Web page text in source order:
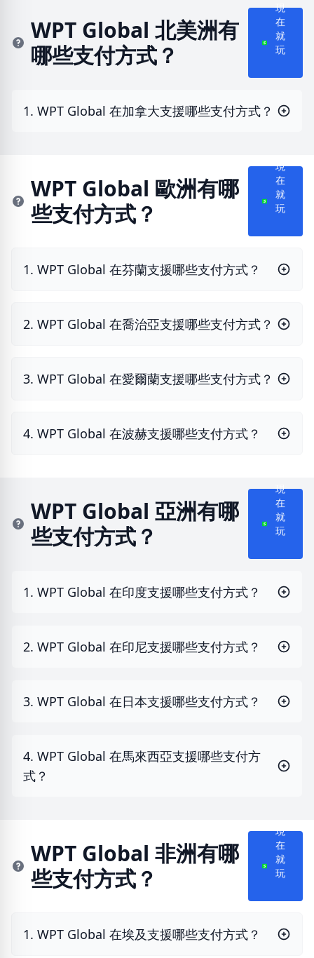
WPT Global 北美洲有
哪些支付方式？
現
在
就
1. WPT Global 在加拿大支援哪些支付方式？
WPT Global 歐洲有哪
些支付方式？
現
在
就
1. WPT Global 在芬蘭支援哪些支付方式？
2. WPT Global 在喬治亞支援哪些支付方式？
3. WPT Global 在愛爾蘭支援哪些支付方式？
4. WPT Global 在波赫支援哪些支付方式？
WPT Global 亞洲有哪
些支付方式？
現
在
就
1. WPT Global 在印度支援哪些支付方式？
2. WPT Global 在印尼支援哪些支付方式？
3. WPT Global 在日本支援哪些支付方式？
4. WPT Global 在馬來西亞支援哪些支付方
式？
WPT Global 非洲有哪
些支付方式？
現
在
就
1. WPT Global 在埃及支援哪些支付方式？